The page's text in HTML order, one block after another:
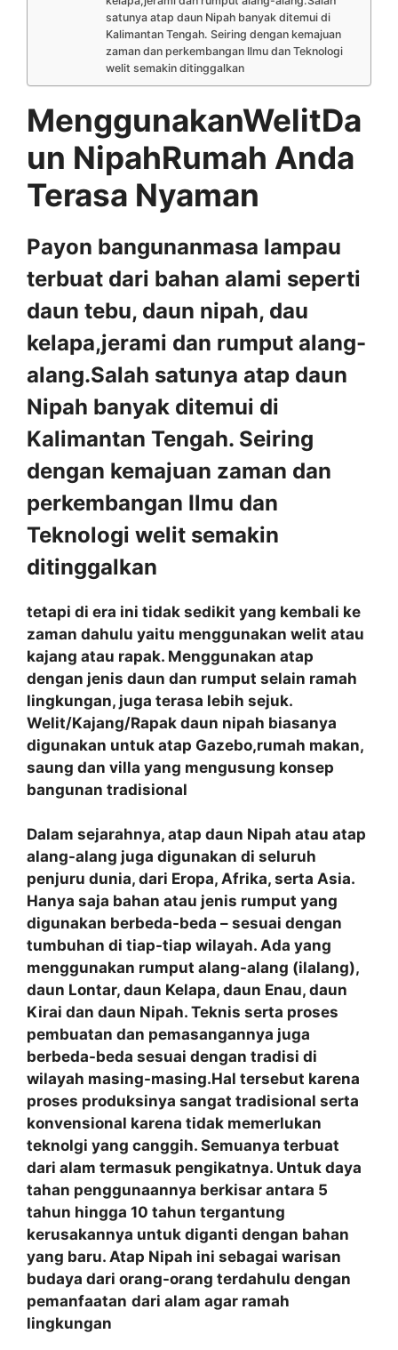
satunya atap daun Nipah banyak ditemui di
Kalimantan Tengah. Seiring dengan kemajuan
zaman dan perkembangan Ilmu dan Teknologi
welit semakin ditinggalkan
MenggunakanWelitDa
un NipahRumah Anda
Terasa Nyaman
Payon bangunanmasa lampau
terbuat dari bahan alami seperti
daun tebu, daun nipah, dau
kelapa,jerami dan rumput alang-
alang.Salah satunya atap daun
Nipah banyak ditemui di
Kalimantan Tengah. Seiring
dengan kemajuan zaman dan
perkembangan Ilmu dan
Teknologi welit semakin
ditinggalkan
tetapi di era ini tidak sedikit yang kembali ke
zaman dahulu yaitu menggunakan welit atau
kajang atau rapak. Menggunakan atap
dengan jenis daun dan rumput selain ramah
lingkungan, juga terasa lebih sejuk.
Welit/Kajang/Rapak daun nipah biasanya
digunakan untuk atap Gazebo,rumah makan,
saung dan villa yang mengusung konsep
bangunan tradisional
Dalam sejarahnya, atap daun Nipah atau atap
alang-alang juga digunakan di seluruh
penjuru dunia, dari Eropa, Afrika, serta Asia.
Hanya saja bahan atau jenis rumput yang
digunakan berbeda-beda – sesuai dengan
tumbuhan di tiap-tiap wilayah. Ada yang
menggunakan rumput alang-alang (ilalang),
daun Lontar, daun Kelapa, daun Enau, daun
Kirai dan daun Nipah. Teknis serta proses
pembuatan dan pemasangannya juga
berbeda-beda sesuai dengan tradisi di
wilayah masing-masing.Hal tersebut karena
proses produksinya sangat tradisional serta
konvensional karena tidak memerlukan
teknolgi yang canggih. Semuanya terbuat
dari alam termasuk pengikatnya. Untuk daya
tahan penggunaannya berkisar antara 5
tahun hingga 10 tahun tergantung
kerusakannya untuk diganti dengan bahan
yang baru. Atap Nipah ini sebagai warisan
budaya dari orang-orang terdahulu dengan
pemanfaatan dari alam agar ramah
lingkungan